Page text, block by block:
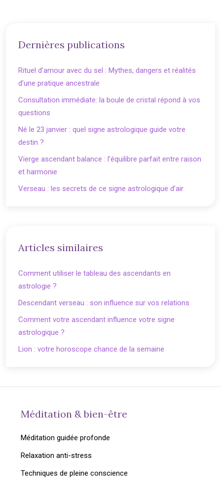
Dernières publications
Rituel d’amour avec du sel : Mythes, dangers et réalités
d’une pratique ancestrale
Consultation immédiate: la boule de cristal répond à vos
questions
Né le 23 janvier : quel signe astrologique guide votre
destin ?
Vierge ascendant balance : l’équilibre parfait entre raison
et harmonie
Verseau : les secrets de ce signe astrologique d’air
Articles similaires
Comment utiliser le tableau des ascendants en
astrologie ?
Descendant verseau : son influence sur vos relations
Comment votre ascendant influence votre signe
astrologique ?
Lion : votre horoscope chance de la semaine
Méditation & bien-être
Méditation guidée profonde
Relaxation anti-stress
Techniques de pleine conscience